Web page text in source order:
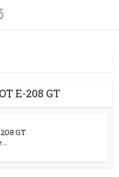
E-208 GT
GT